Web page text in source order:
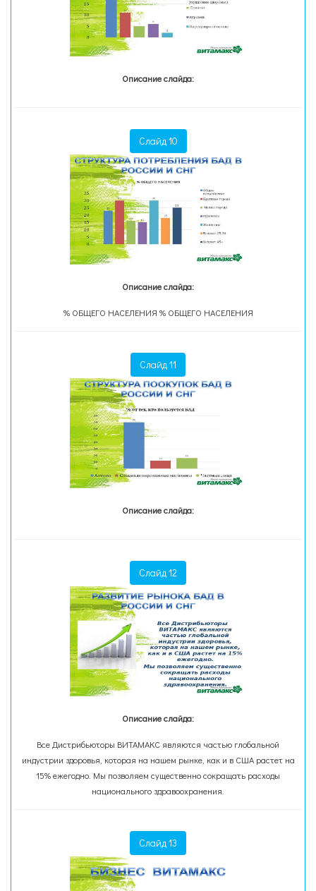
Описание слайда:
Слайд 10
Описание слайда:
% ОБЩЕГО НАСЕЛЕНИЯ % ОБЩЕГО НАСЕЛЕНИЯ
Слайд 11
Описание слайда:
Слайд 12
Описание слайда:
Все Дистрибьюторы ВИТАМАКС являются частью глобальной
индустрии здоровья, которая на нашем рынке, как и в США растет на
15% ежегодно. Мы позволяем существенно сокращать расходы
национального здравоохранения.
Слайд 13